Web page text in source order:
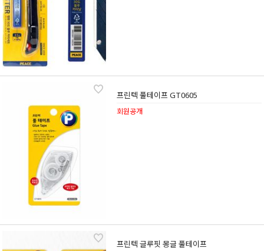
프린텍 풀테이프 GT0605
회원공개
프린텍 글루핏 몽글 풀테이프